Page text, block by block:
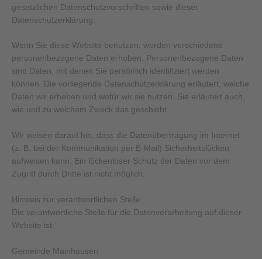
gesetzlichen Datenschutzvorschriften sowie dieser
Datenschutzerklärung.
Wenn Sie diese Website benutzen, werden verschiedene
personenbezogene Daten erhoben. Personenbezogene Daten
sind Daten, mit denen Sie persönlich identifiziert werden
können. Die vorliegende Datenschutzerklärung erläutert, welche
Daten wir erheben und wofür wir sie nutzen. Sie erläutert auch,
wie und zu welchem Zweck das geschieht.
Wir weisen darauf hin, dass die Datenübertragung im Internet
(z. B. bei der Kommunikation per E-Mail) Sicherheitslücken
aufweisen kann. Ein lückenloser Schutz der Daten vor dem
Zugriff durch Dritte ist nicht möglich.
Hinweis zur verantwortlichen Stelle
Die verantwortliche Stelle für die Datenverarbeitung auf dieser
Website ist:
Gemeinde Mainhausen